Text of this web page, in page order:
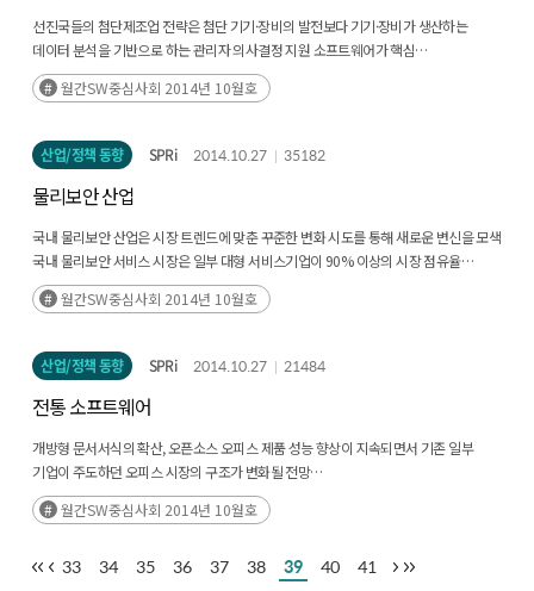
선진국들의 첨단제조업 전략은 첨단 기기·장비의 발전보다 기기·장비가 생산하는
데이터 분석을 기반으로 하는 관리자 의사결정 지원 소프트웨어가 핵심
센서, 컨트롤러, 네트워크 기술의 발전이 제조업과 ICT의 융합을 촉발했으나, 비용 절감
및 생산 효율성 증대 등 혁신을 위해서는 제조 데이터 분석 기술 역량 강화가 필요
지원하는 지능화의 핵심. 하드웨어 상태 파악 및 기능 조율을 통해 기기의 최적화된
성능을 이끌어 내는 것이 가능
하드웨어 교체 중심의 성능 향상이 아닌 소프트웨어 업그레이드만으로 성능 개선이
월간SW중심사회 2014년 10월호
산업/정책 동향 SPRi 2014.10.27 35182
물리보안 산업
국내 물리보안 산업은 시장 트렌드에 맞춘 꾸준한 변화 시도를 통해 새로운 변신을 모색
국내 물리보안 서비스 시장은 일부 대형 서비스기업이 90% 이상의 시장 점유율
차지하고 있는 독과점 시장이며, 경쟁 구도가 고착화와 고객 유치 경쟁이 심화되고 있는
상황
자체적인 제품 및 솔루션의 R&D 역량이 부족한 상황
국내 물리보안 제품 시장도 소수의 대형 제조기업을 제외하면 중소기업이 대다수를
차지하고 있어 신기술·신제품 개발 및 제품 품질 개선 역량이 부족
월간SW중심사회 2014년 10월호
산업/정책 동향 SPRi 2014.10.27 21484
전통 소프트웨어
개방형 문서서식의 확산, 오픈소스 오피스 제품 성능 향상이 지속되면서 기존 일부
기업이 주도하던 오피스 시장의 구조가 변화될 전망
특정 기업의 영향력 축소와 비용 절감 목적으로 개방형 문서 서식 도입은 확대될 전망
오픈소스 오피스 제품들의 성능이 빠르게 향상되면서 오픈소스 오피스 제품과 상용
완성도 개선, 오류에 대한 불명확한 책임 소재 해결 등이 오픈소스 오피스 제품들이
월간SW중심사회 2014년 10월호
33 34 35 36 37 38 39 40 41